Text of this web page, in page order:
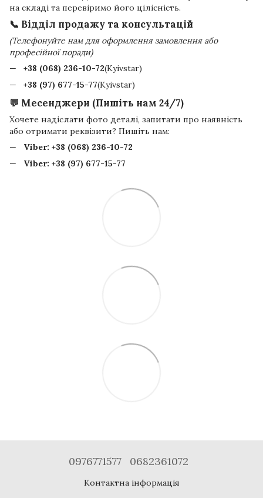
на складі та перевіримо його цілісність.
📞 Відділ продажу та консультацій
(Телефонуйте нам для оформлення замовлення або
професійної поради)
+38 (068) 236-10-72(Kyivstar)
+38 (97) 677-15-77(Kyivstar)
💬 Месенджери (Пишіть нам 24/7)
Хочете надіслати фото деталі, запитати про наявність
або отримати реквізити? Пишіть нам:
Viber: +38 (068) 236-10-72
Viber: +38 (97) 677-15-77
0976771577 0682361072
Контактна інформація